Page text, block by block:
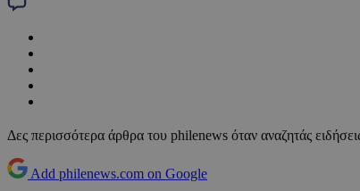
Δες περισσότερα άρθρα του philenews όταν αναζητάς
Add philenews.com on Google